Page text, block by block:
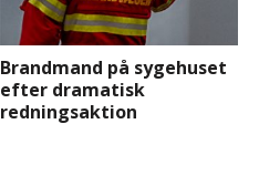
Brandmand på sygehuset
efter dramatisk
redningsaktion